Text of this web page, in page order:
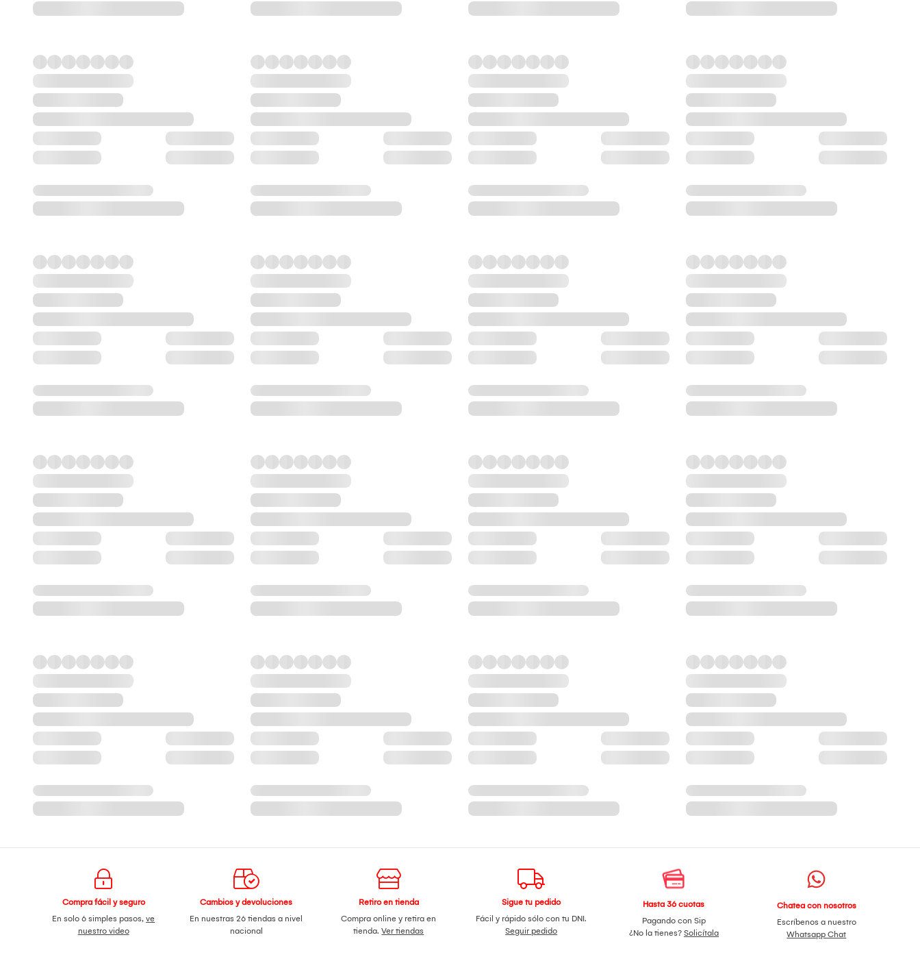
Compra fácil y seguro
En solo 6 simples pasos,ve
nuestro video
Cambios y devoluciones
En nuestras 26 tiendas a nivel
nacional
Retiro en tienda
Compra online y retira en
tienda.Ver tiendas
Sigue tu pedido
Fácil y rápido sólo con tu DNI.
Seguir pedido
Hasta 36 cuotas
Pagando con Sip
¿No la tienes? Solicítala
Chatea con nosotros
Escríbenos a nuestro
Whatsapp Chat